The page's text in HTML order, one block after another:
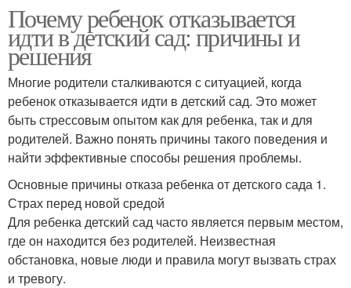
Правила в детском саду Друзи в детском саду
Среда в детском саду
Проблемы в детском
саду
Почему ребенок отказывается
идти в детский сад: причины и
решения
Многие родители сталкиваются с ситуацией, когда
ребенок отказывается идти в детский сад. Это может
быть стрессовым опытом как для ребенка, так и для
родителей. Важно понять причины такого поведения и
найти эффективные способы решения проблемы.
Основные причины отказа ребенка от детского сада 1.
Страх перед новой средой
Для ребенка детский сад часто является первым местом,
где он находится без родителей. Неизвестная
обстановка, новые люди и правила могут вызвать страх
и тревогу.